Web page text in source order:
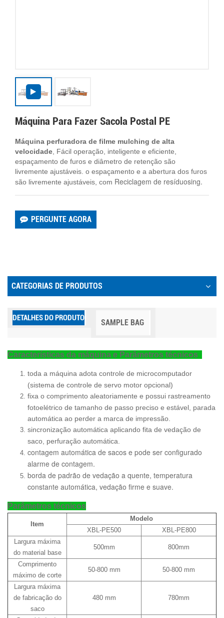
Máquina Para Fazer Sacola Postal PE
Máquina perfuradora de filme mulching de alta
velocidade , Fácil operação, inteligente e eficiente,
espaçamento de furos e diâmetro de retenção são
livremente ajustáveis. o espaçamento e a abertura dos furos
são livremente ajustáveis, com Reciclagem de resíduosing.
PERGUNTE AGORA
CATEGORIAS DE PRODUTOS
DETALHES DO PRODUTO SAMPLE BAG
Características da máquina e Parâmetros técnicos
toda a máquina adota controle de microcomputador
(sistema de controle de servo motor opcional)
fixa o comprimento aleatoriamente e possui rastreamento
fotoelétrico de tamanho de passo preciso e estável, parada
automática ao perder a marca de impressão.
sincronização automática aplicando fita de vedação de
saco, perfuração automática.
contagem automática de sacos e pode ser configurado
alarme de contagem.
borda de padrão de vedação a quente, temperatura
constante automática, vedação firme e suave.
Parâmetros técnicos
Item
Modelo
XBL-PE500
XBL-PE800
Largura máxima
do material base
500mm 800mm
Comprimento
máximo de corte
50-800 mm 50-800 mm
Largura máxima
de fabricação do
saco
480 mm 780mm